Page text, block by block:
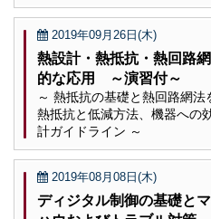
2019年09月26日(木)
熱設計・熱抵抗・熱回路
的な応用 ～演習付～
～ 熱抵抗の基礎と熱回路網
熱抵抗と低減方法、機器への
計ガイドライン ～
2019年08月08日(木)
ディジタル制御の基礎と